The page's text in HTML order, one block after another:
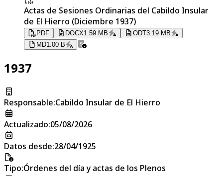
Actas de Sesiones Ordinarias del Cabildo Insular
de El Hierro (Diciembre 1937)
PDF DOCX1.59 MB ODT3.19 MB
MD1.00 B
1937
Responsable:Cabildo Insular de El Hierro
Actualizado:05/08/2026
Datos desde:28/04/1925
Tipo:Órdenes del día y actas de los Plenos